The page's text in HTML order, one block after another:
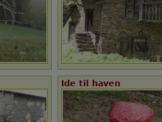
Ide til haven